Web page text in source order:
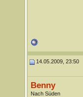
14.05.2009, 23:50
Benny
Nach Süden